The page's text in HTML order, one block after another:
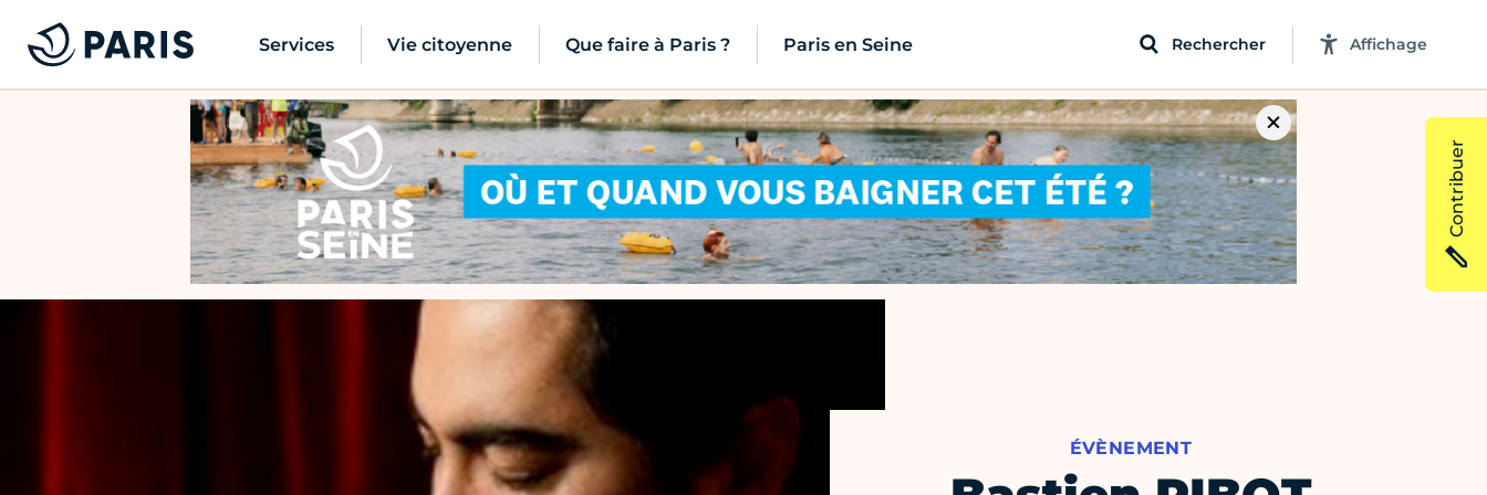
Services Vie citoyenne Que faire à Paris ? Paris en Seine Rechercher Affichage
ÉVÈNEMENT
Contribuer